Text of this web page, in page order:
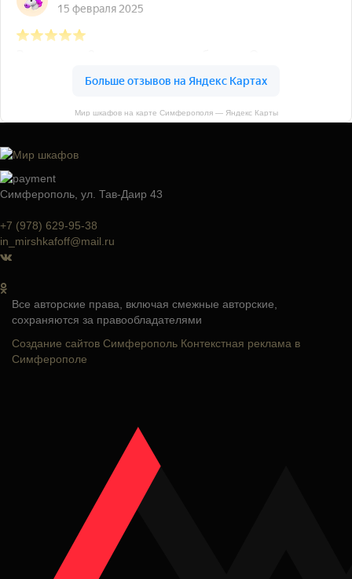
Мир шкафов на карте Симферополя — Яндекс Карты
Симферополь, ул. Тав-Даир 43
+7 (978) 629-95-38
in_mirshkafoff@mail.ru
Все авторские права, включая смежные авторские,
сохраняются за правообладателями
Создание сайтов Симферополь Контекстная реклама в
Симферополе